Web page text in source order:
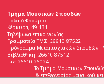
Τμήμα Μουσικών Σπουδών
Παλαιό Φρούριο
Κέρκυρα, 49 131
Τηλέφωνα επικοινωνίας:
Γραμματεία ΤΜΣ: 26610 87522
Πρόγραμμα Μεταπτυχιακών Σπουδών
Βιβλιοθήκη: 26610 87512
Fax: 26610 26024
Το Τμήμα Μουσικών
& επεξεργασίας μουσικού